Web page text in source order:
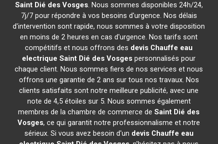
Saint Dié des Vosges. Nous sommes disponibles 24h/24,
7j/7 pour répondre à vos besoins d'urgence. Nos délais
d'intervention sont rapide, nous sommes à votre disposition
en moins de 2 heures en cas d'urgence. Nos tarifs sont
compétitifs et nous offrons des devis Chauffe eau
electrique Saint Dié des Vosges personnalisés pour
chaque client. Nous sommes fiers de nos services et nous
offrons une garantie de 2 ans sur tous nos travaux. Nos
clients satisfaits sont notre meilleure publicité, avec une
note de 4,5 étoiles sur 5. Nous sommes également
membres de la chambre de commerce deSaint Dié des
Vosges, ce qui garantit notre professionnalisme et notre
sérieux. Si vous avez besoin d'un devis Chauffe eau